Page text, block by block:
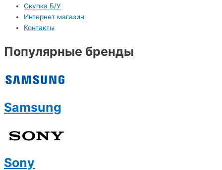
Скупка Б/У
Интернет магазин
Контакты
Популярные бренды
Samsung
Sony